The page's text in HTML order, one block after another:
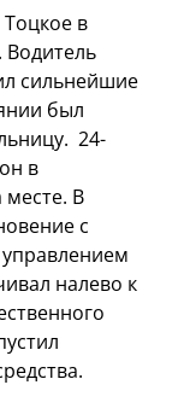
в
сильнейшие
был
24-
в
В
с
налево к